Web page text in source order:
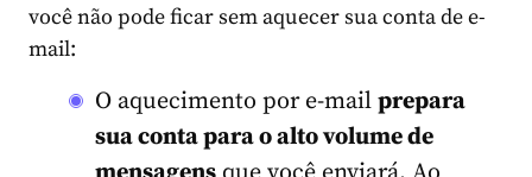
você não pode ficar sem aquecer sua conta de e-
mail:
O aquecimento por e-mail prepara
sua conta para o alto volume de